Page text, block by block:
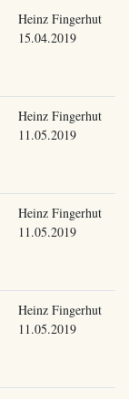
Heinz Fingerhut
15.04.2019
Heinz Fingerhut
11.05.2019
Heinz Fingerhut
11.05.2019
Heinz Fingerhut
11.05.2019